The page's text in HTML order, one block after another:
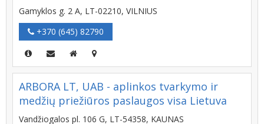
Gamyklos g. 2 A, LT-02210, VILNIUS
+370 (645) 82790
ARBORA LT, UAB - aplinkos tvarkymo ir
medžių priežiūros paslaugos visa Lietuva
Vandžiogalos pl. 106 G, LT-54358, KAUNAS